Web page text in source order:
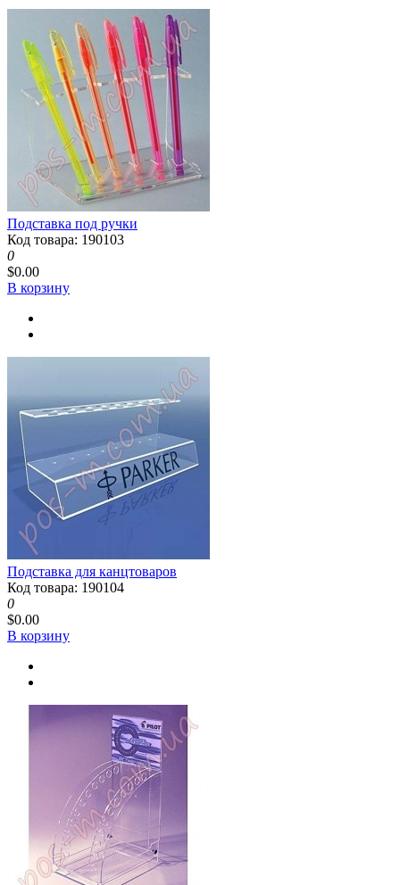
Подставка под ручки
Код товара: 190103
0
$0.00
В корзину
Подставка для канцтоваров
Код товара: 190104
0
$0.00
В корзину